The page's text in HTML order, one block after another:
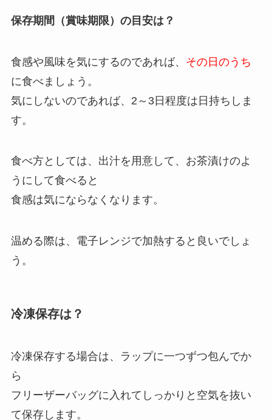
保存期間（賞味期限）の目安は？
食感や風味を気にするのであれば、 その日のうち
に食べましょう。
気にしないのであれば、2～3日程度は日持ちしま
す。
食べ方としては、出汁を用意して、お茶漬けのよ
うにして食べると
食感は気にならなくなります。
温める際は、電子レンジで加熱すると良いでしょ
う。
冷凍保存は？
冷凍保存する場合は、ラップに一つずつ包んでか
ら
フリーザーバッグに入れてしっかりと空気を抜い
て保存します。